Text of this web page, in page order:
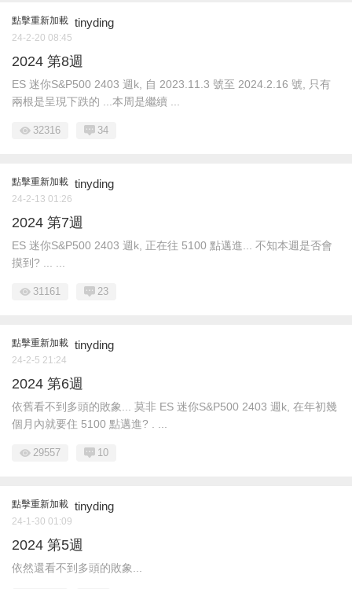
點擊重新加載 tinyding
24-2-20 08:45
2024 第8週
ES 迷你S&P500 2403 週k, 自 2023.11.3 號至 2024.2.16 號, 只有
兩根是呈現下跌的 ...本周是繼續 ...
32316 34
點擊重新加載 tinyding
24-2-13 01:26
2024 第7週
ES 迷你S&P500 2403 週k, 正在往 5100 點邁進... 不知本週是否會
摸到? ... ...
31161 23
點擊重新加載 tinyding
24-2-5 21:24
2024 第6週
依舊看不到多頭的敗象... 莫非 ES 迷你S&P500 2403 週k, 在年初幾
個月內就要住 5100 點邁進? . ...
29557 10
點擊重新加載 tinyding
24-1-30 01:09
2024 第5週
依然還看不到多頭的敗象...